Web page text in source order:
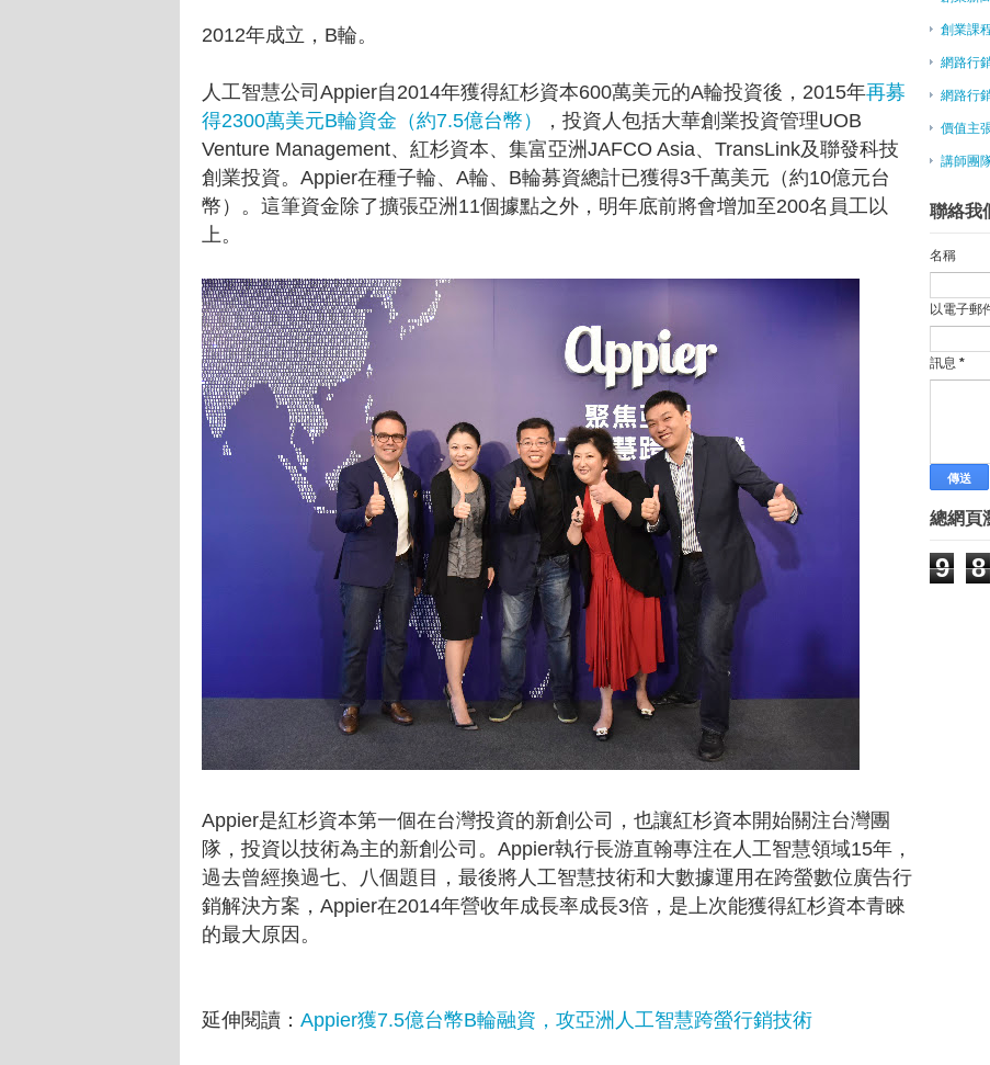
「台灣直購」平台上線 陸西南區添
下班又忘記關燈？WeSmart從小地
前職能治療師 她賣衣開導客人
震通成立草悟創業坊 中部民間育成
台商創二代／赴陸創業 二三線城市
科技人創業 療癒棉花糖賣進百貨專櫃
七年級生創業「養螞蟻」 月營收衝
台灣製造WISO御守哨，幫你守護
王偉忠到中原大學 談創新與創業
要創業就來北科 北部自造教育基
微型創業－吃飯兼畫畫 Healing藝
NASA工程師組團隊 教台灣大學生
谷歌總座談創業：台灣是溫順的羊
發明補助轉向 教部改助創業
新創融資 可拿「未來收益」抵押
祖伯克第二？美國11歲女孩創業
渡邊美樹：創業 把不可能變可能
►8月(89)
►
6月
(42)
►3月(69)
►2月(90)
►1月(85)
►2014(15)
創業文章
2012年成立，B輪。
人工智慧公司Appier自2014年獲得紅杉資本600萬美元的A輪投資後，2015年再募
得2300萬美元B輪資金（約7.5億台幣）
，投資人包括大華創業投資管理UOB
Venture Management、紅杉資本、集富亞洲JAFCO Asia、TransLink及聯發科技
創業投資。Appier在種子輪、A輪、B輪募資總計已獲得3千萬美元（約10億元台
幣）。這筆資金除了擴張亞洲11個據點之外，明年底前將會增加至200名員工以
上。
Appier是紅杉資本第一個在台灣投資的新創公司，也讓紅杉資本開始關注台灣團
隊，投資以技術為主的新創公司。Appier執行長游直翰專注在人工智慧領域15年，
過去曾經換過七、八個題目，最後將人工智慧技術和大數據運用在跨螢數位廣告行
銷解決方案，Appier在2014年營收年成長率成長3倍，是上次能獲得紅杉資本青睞
的最大原因。
延伸閱讀： Appier獲7.5億台幣B輪融資，攻亞洲人工智慧跨螢行銷技術
創業課
網路行
網路行
價值主
講師團
聯絡我
名稱
以電子郵
訊息 *
總網頁
9 8